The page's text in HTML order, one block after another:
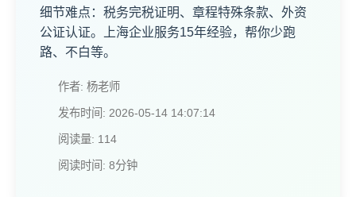
细节难点：税务完税证明、章程特殊条款、外资
公证认证。上海企业服务15年经验，帮你少跑
路、不白等。
作者: 杨老师
发布时间: 2026-05-14 14:07:14
阅读量: 114
阅读时间: 8分钟